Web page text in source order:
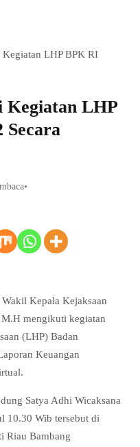
LHP BPK RI
LHP
Secara
•
Wakil Kepala Kejaksaan
mengikuti kegiatan
(LHP) Badan
Keuangan
Satya Adhi Wicaksana
10.30 Wib tersebut di
Riau Bambang